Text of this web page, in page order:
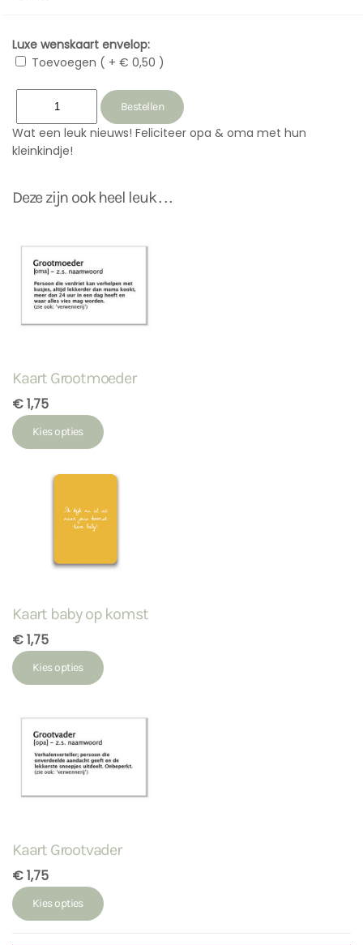
Luxe wenskaart envelop:
Toevoegen ( + € 0,50 )
Wat een leuk nieuws! Feliciteer opa & oma met hun
kleinkindje!
Deze zijn ook heel leuk . . .
Kaart Grootmoeder
€ 1,75
Kies opties
Kaart baby op komst
€ 1,75
Kies opties
Kaart Grootvader
€ 1,75
Kies opties